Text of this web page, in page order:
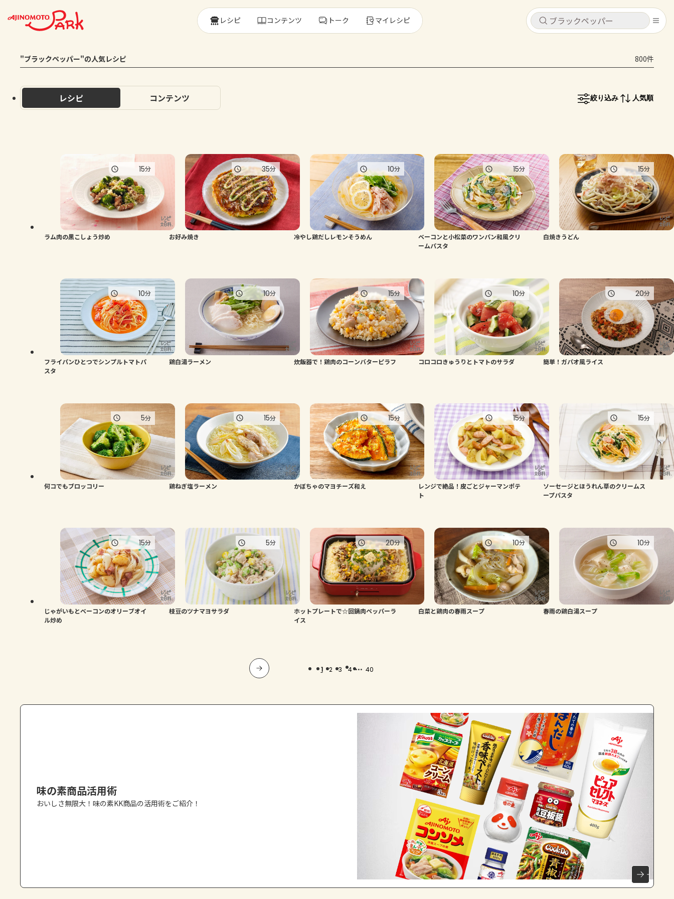
キャンセル
ログインするとレシピを保存できます
コンテンツ
レシピ
トーク
よくあるお問い合わせ
AJINOMOTO PARK とは
キャンセル
レシピ コンテンツ
レシピ コンテンツ トーク マイレシピ
"ブラックペッパー"の人気レシピ 800件
レシピ コンテンツ 絞り込み 人気順
ラム肉の黒こしょう炒め
15分
お好み焼き
35分
冷やし鶏だしレモンそうめん
10分
ベーコンと小松菜のワンパン和風クリ
ームパスタ
15分
白焼きうどん
15分
フライパンひとつでシンプルトマトパ
スタ
10分
鶏白湯ラーメン
10分
炊飯器で！鶏肉のコーンバターピラフ
15分
コロコロきゅうりとトマトのサラダ
10分
簡単！ガパオ風ライス
20分
何コでもブロッコリー
5分
鶏ねぎ塩ラーメン
15分
かぼちゃのマヨチーズ和え
15分
レンジで絶品！皮ごとジャーマンポテ
ト
15分
ソーセージとほうれん草のクリームス
ープパスタ
15分
じゃがいもとベーコンのオリーブオイ
ル炒め
15分
枝豆のツナマヨサラダ
5分
ホットプレートで☆回鍋肉ペッパーラ
イス
20分
白菜と鶏肉の春雨スープ
10分
春雨の鶏白湯スープ
10分
1 2 3 4 ... 40
味の素商品活用術
おいしさ無限大！味の素KK商品の活用術をご紹介！